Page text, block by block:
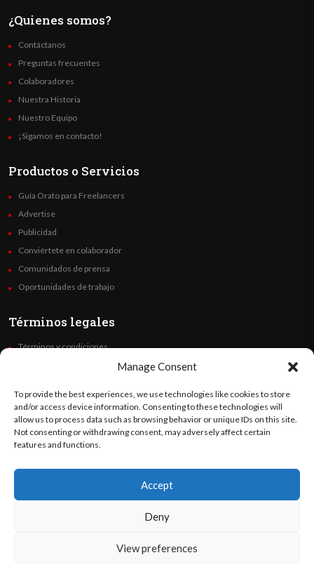
Manage Consent
To provide the best experiences, we use technologies like cookies to store
and/or access device information. Consenting to these technologies will
allow us to process data such as browsing behavior or unique IDs on this site.
Not consenting or withdrawing consent, may adversely affect certain
features and functions.
Accept
Deny
View preferences
¿Quienes somos?
Contáctanos
Preguntas frecuentes
Colaboradores
Nuestra Historia
Nuestro Equipo
¡Sigamos en contacto!
Productos o Servicios
Guía Orato para Freelancers
Advertise
Publicidad
Conviértete en colaborador
Comunidados de prensa
Oportunidades de trabajo
Términos legales
Términos y condiciones
Code of Ethics
Síguenos
©OratoWorld Media 2026. Todos los derechos reservados..